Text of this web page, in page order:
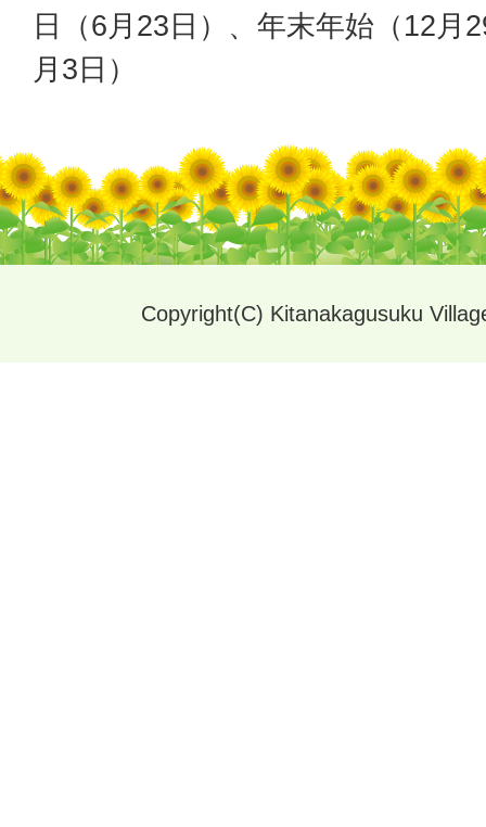
日（6月23日）、年末年始（12月
月3日）
Copyright(C) Kitanakagusuku